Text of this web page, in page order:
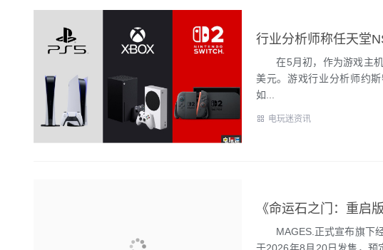
行业分析师称任天堂
在5月初，作为游戏主机
美元。游戏行业分析师约
如...
电玩迷资讯
《命运石之门：重启
MAGES.正式宣布旗下经